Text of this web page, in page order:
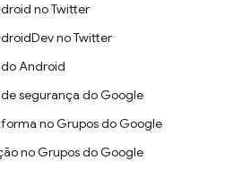
no Twitter
no Twitter
Android
segurança do Google
no Grupos do Google
no Grupos do Google